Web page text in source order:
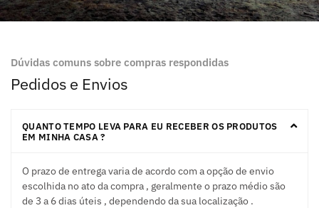
Dúvidas comuns sobre compras respondidas
Pedidos e Envios
QUANTO TEMPO LEVA PARA EU RECEBER OS PRODUTOS
EM MINHA CASA ?
O prazo de entrega varia de acordo com a opção de envio
escolhida no ato da compra , geralmente o prazo médio são
de 3 a 6 dias úteis , dependendo da sua localização .